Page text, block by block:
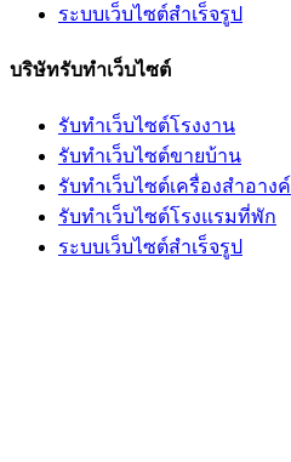
ระบบเว็บไซต์สำเร็จรูป
บริษัทรับทำเว็บไซต์
รับทำเว็บไซต์โรงงาน
รับทำเว็บไซต์ขายบ้าน
รับทำเว็บไซต์เครื่องสำอางค์
รับทำเว็บไซต์โรงแรมที่พัก
ระบบเว็บไซต์สำเร็จรูป